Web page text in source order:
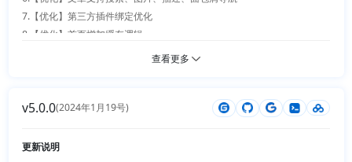
7.【优化】第三方插件绑定优化
8.【优化】首页增加缓存逻辑
9.【优化】zip压缩包下载无效修复
12.【优化】公共加载层改成logo
14.【优化】web端搜索，商品详情模块拆分
查看更多
v5.0.0(2024年1月19号)
更新说明